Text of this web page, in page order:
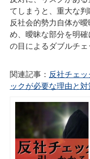
てしまうと、重大な判
反社会的勢力自体が
め、曖昧な部分を明
の目によるダブルチェ
関連記事： 反社チェ
ックが必要な理由と